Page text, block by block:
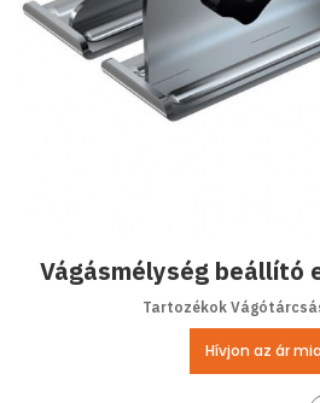
Vágásmélység beállító
Tartozékok
Hívjon az ár